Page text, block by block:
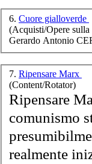
6. Cuore gialloverde
(Acquisti/Opere sulla
Gerardo Antonio
7. Ripensare Marx
(Content/Rotator)
Ripensare
comunismo
realmente